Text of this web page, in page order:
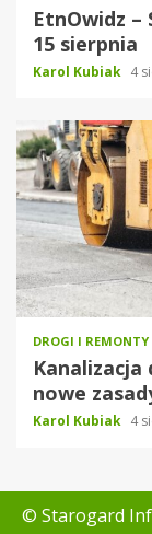
EtnOwidz –
15 sierpnia
Karol Kubiak 4
DROGI I REMONTY
Kanalizacja
nowe
Karol Kubiak 4
© Starogard